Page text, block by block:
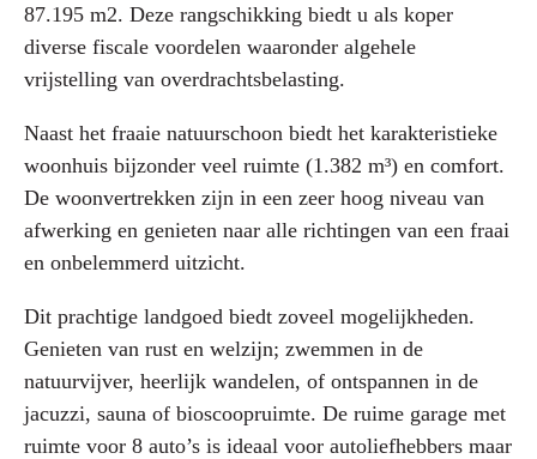
87.195 m2. Deze rangschikking biedt u als koper
diverse fiscale voordelen waaronder algehele
vrijstelling van overdrachtsbelasting.
Naast het fraaie natuurschoon biedt het karakteristieke
woonhuis bijzonder veel ruimte (1.382 m³) en comfort.
De woonvertrekken zijn in een zeer hoog niveau van
afwerking en genieten naar alle richtingen van een fraai
en onbelemmerd uitzicht.
Dit prachtige landgoed biedt zoveel mogelijkheden.
Genieten van rust en welzijn; zwemmen in de
natuurvijver, heerlijk wandelen, of ontspannen in de
jacuzzi, sauna of bioscoopruimte. De ruime garage met
ruimte voor 8 auto’s is ideaal voor autoliefhebbers maar